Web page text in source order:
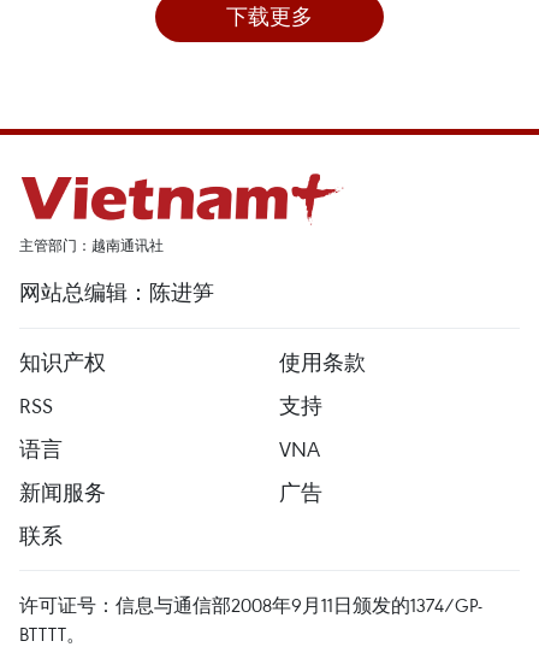
下载更多
主管部门：越南通讯社
网站总编辑：陈进笋
知识产权
使用条款
RSS
支持
语言
VNA
新闻服务
广告
联系
许可证号：信息与通信部2008年9月11日颁发的1374/GP-
BTTTT。